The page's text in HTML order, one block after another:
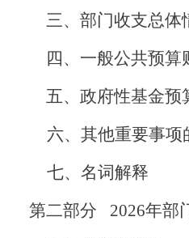
三、 部门收支总体
四、 一般公共预算
五、 政府性基金预
六、其他重要事项
七、 名词解释
第二部分
2026年部